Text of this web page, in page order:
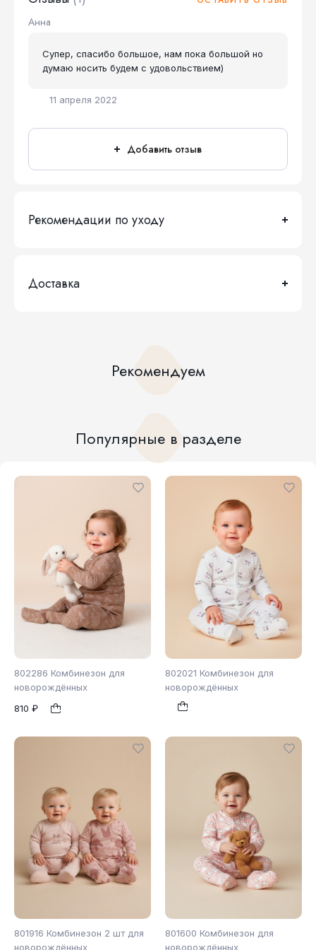
Анна
11 апреля 2022
Супер, спасибо большое, нам пока большой но
думаю носить будем с удовольствием)
Добавить отзыв
Рекомендации по уходу
Доставка
Рекомендуем
Популярные в разделе
802286 Комбинезон для
новорождённых
810 ₽
80
802021 Комбинезон для
новорождённых
62
80 86
801916 Комбинезон 2 шт для
новорождённых
801600 Комбинезон для
новорождённых